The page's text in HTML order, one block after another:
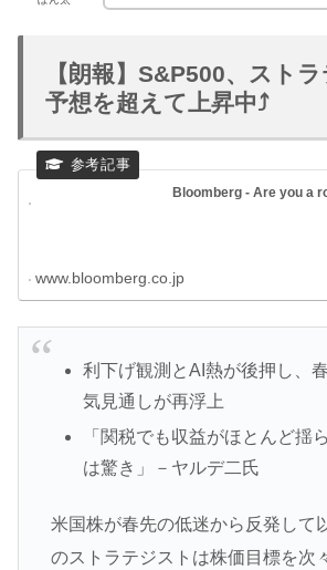
【朗報】S&P500、スト
予想を超えて上昇中⤴︎
Bloomberg - Are you a
www.bloomberg.co.jp
利下げ観測とAI熱が後押し、
気見通しが再浮上
「関税でも収益がほとんど揺
は驚き」－ヤルデ二氏
米国株が春先の低迷から反発して
のストラテジストは株価目標を次